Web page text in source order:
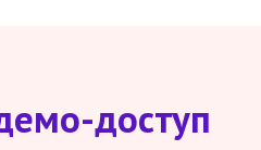
доступ